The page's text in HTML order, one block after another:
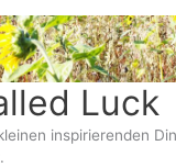
Luck
inspirierenden